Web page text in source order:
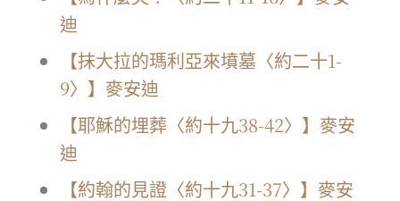
迪
【抹大拉的瑪利亞來墳墓〈約二十1-
9〉】麥安迪
【耶穌的埋葬〈約十九38-42〉】麥安
迪
【約翰的見證〈約十九31-37〉】麥安